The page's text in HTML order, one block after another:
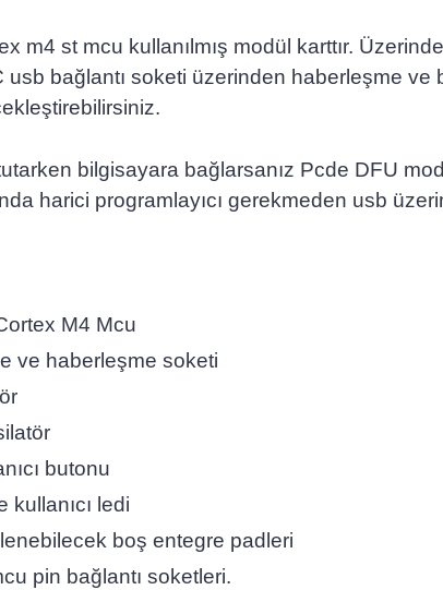
st mcu kullanılmış modül karttır.
usb bağlantı soketi üzerinden haberleşme
bilgisayara bağlarsanız Pcde DFU
harici programlayıcı gerekmeden usb
M4 Mcu
ve haberleşme soketi
butonu
ledi
boş entegre padleri
pin bağlantı soketleri.